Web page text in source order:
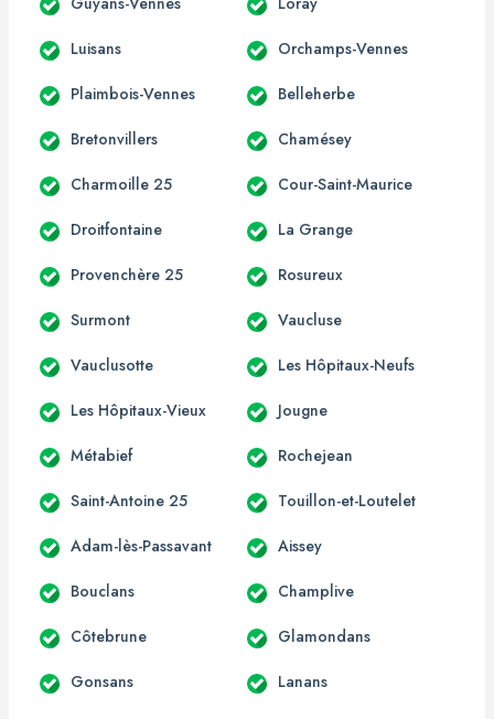
Luisans Orchamps-Vennes
Plaimbois-Vennes Belleherbe
Bretonvillers Chamésey
Charmoille 25 Cour-Saint-Maurice
Droitfontaine La Grange
Provenchère 25 Rosureux
Surmont Vaucluse
Vauclusotte Les Hôpitaux-Neufs
Les Hôpitaux-Vieux Jougne
Métabief Rochejean
Saint-Antoine 25 Touillon-et-Loutelet
Adam-lès-Passavant Aissey
Bouclans Champlive
Côtebrune Glamondans
Gonsans Lanans